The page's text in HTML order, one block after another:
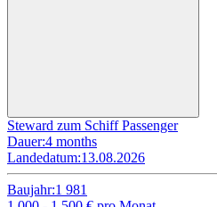
Steward zum Schiff Passenger
Dauer:4 months
Landedatum:13.08.2026
Baujahr:1 981